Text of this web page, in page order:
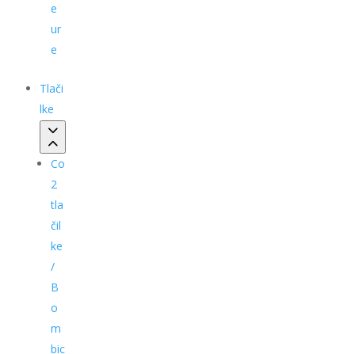
e
ur
e
Tlači
lke
Co
2
tla
čil
ke
/
B
o
m
bic